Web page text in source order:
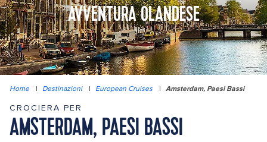
AVVENTURA OLANDESE
Home | Destinazioni | European Cruises | Amsterdam, Paesi Bassi
CROCIERA PER
AMSTERDAM, PAESI BASSI